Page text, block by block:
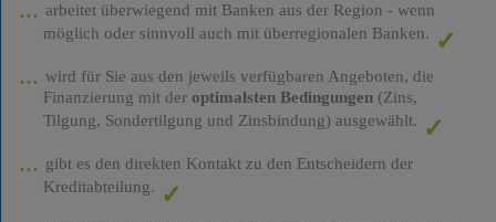
arbeitet überwiegend mit Banken aus der Region - wenn
möglich oder sinnvoll auch mit überregionalen Banken.
wird für Sie aus den jeweils verfügbaren Angeboten, die
Finanzierung mit der optimalsten Bedingungen(Zins,
Tilgung, Sondertilgung und Zinsbindung) ausgewählt.
gibt es den direkten Kontakt zu den Entscheidern der
Kreditabteilung.